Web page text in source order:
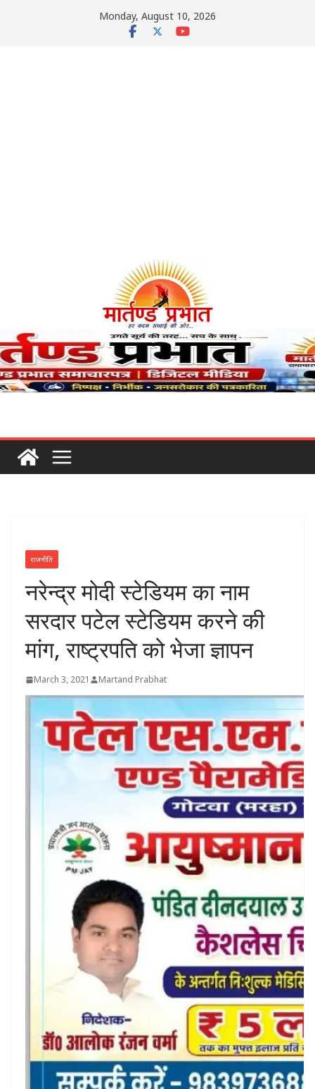
Monday, August 10, 2026
राजनीति
नरेन्द्र मोदी स्टेडियम का नाम
सरदार पटेल स्टेडियम करने की
मांग, राष्ट्रपति को भेजा ज्ञापन
March 3, 2021 Martand Prabhat